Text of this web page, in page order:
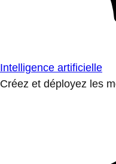
Intelligence artificielle
Créez et déployez les